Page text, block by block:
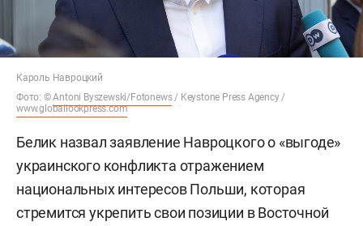
Кароль Навроцкий
Фото: ©Antoni Byszewski/Fotonews/ Keystone Press Agency /
www.globallookpress.com
Белик назвал заявление Навроцкого о «выгоде»
украинского конфликта отражением
национальных интересов Польши, которая
стремится укрепить свои позиции в Восточной